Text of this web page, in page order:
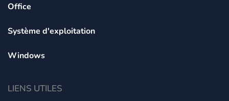
Office
Système d'exploitation
Windows
LIENS UTILES